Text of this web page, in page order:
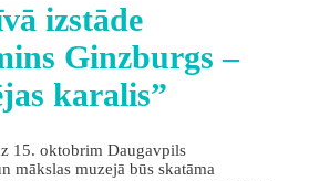
izstāde
Ginzburgs –
karalis”
15. oktobrim Daugavpils
mākslas muzejā būs skatāma